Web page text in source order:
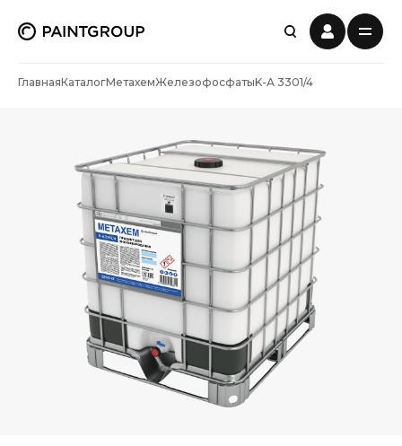
ГлавнаяКаталогМетахемЖелезофосфатыK-А 3301/4